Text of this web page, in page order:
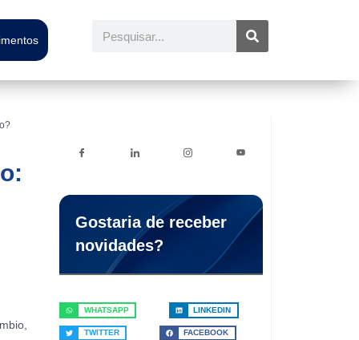
Pesquisar
Gostaria de receber
novidades?
WHATSAPP LINKEDIN
TWITTER FACEBOOK